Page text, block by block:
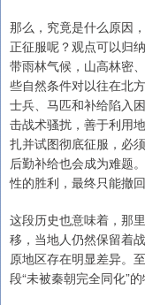
那么，究竟是什么原因
正征服呢？观点可以归
带雨林气候，山高林密
些自然条件对以往在北
士兵、马匹和补给陷入
击战术骚扰，善于利用
扎并试图彻底征服，必
后勤补给也会成为难题
性的胜利，最终只能撤回
这段历史也意味着，那
移，当地人仍然保留着
原地区存在明显差异。
段“未被秦朝完全同化”的